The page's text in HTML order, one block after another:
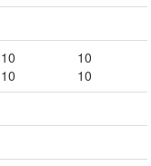
10
10
10
10